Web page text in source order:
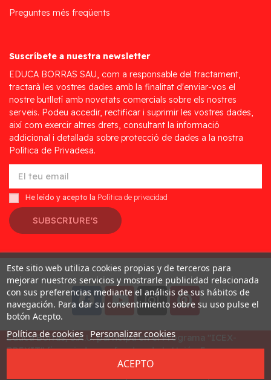
Preguntes més freqüents
Suscríbete a nuestra newsletter
EDUCA BORRAS SAU, com a responsable del tractament,
tractarà les vostres dades amb la finalitat d'enviar-vos el
nostre butlletí amb novetats comercials sobre els nostres
serveis. Podeu accedir, rectificar i suprimir les vostres dades,
així com exercir altres drets, consultant la informació
addicional i detallada sobre protecció de dades a la nostra
Política de Privadesa.
He leído y acepto la Política de privacidad
SUBSCRIURE'S
Desarrollado porAddis
Educa Borras, S.A.U. participa en el Programa "ICEX-
BREXIT" financiado por fondos de la Unión Europea, para
mitigar las consecuencias adversas de la retirada del
Este sitio web utiliza cookies propias y de terceros para
mejorar nuestros servicios y mostrarle publicidad relacionada
con sus preferencias mediante el análisis de sus hábitos de
navegación. Para dar su consentimiento sobre su uso pulse el
botón Acepto.
Política de cookies Personalizar cookies
ACEPTO